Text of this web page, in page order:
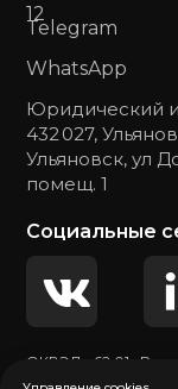
Юридический
432 027,
Ульяновск, ул
помещ. 1
WhatsApp
Telegram
12
Социальные
ОКВЭД - 62.01
программного